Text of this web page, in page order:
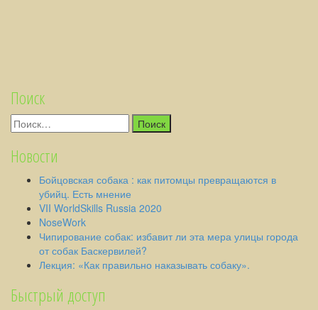
Поиск
Найти:
Новости
Бойцовская собака : как питомцы превращаются в
убийц. Есть мнение
VII WorldSkills Russia 2020
NoseWork
Чипирование собак: избавит ли эта мера улицы города
от собак Баскервилей?
Лекция: «Как правильно наказывать собаку».
Быстрый доступ